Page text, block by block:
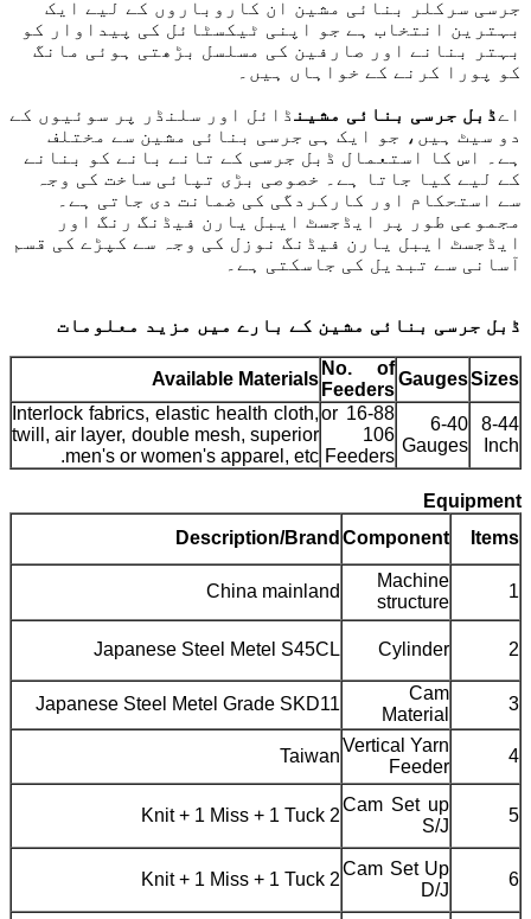
جرسی سرکلر بنائی مشین ان کاروباروں کے لیے ایک
بہترین انتخاب ہے جو اپنی ٹیکسٹائل کی پیداوار کو
بہتر بنانے اور صارفین کی مسلسل بڑھتی ہوئی مانگ
کو پورا کرنے کے خواہاں ہیں۔
اےڈبل جرسی بنائی مشینڈائل اور سلنڈر پر سوئیوں کے
دو سیٹ ہیں، جو ایک ہی جرسی بنائی مشین سے مختلف
ہے۔ اس کا استعمال ڈبل جرسی کے تانے بانے کو بنانے
کے لیے کیا جاتا ہے۔ خصوصی بڑی تپائی ساخت کی وجہ
سے استحکام اور کارکردگی کی ضمانت دی جاتی ہے۔
مجموعی طور پر ایڈجسٹ ایبل یارن فیڈنگ رنگ اور
ایڈجسٹ ایبل یارن فیڈنگ نوزل ​​کی وجہ سے کپڑے کی قسم
آسانی سے تبدیل کی جاسکتی ہے۔
ڈبل جرسی بنائی مشین کے بارے میں مزید معلومات
Sizes
Gauges
No. of
Feeders
Available Materials
8-44
Inch
6-40
Gauges
16-88 or
106
Feeders
Interlock fabrics, elastic health cloth,
twill, air layer, double mesh, superior
men's or women's apparel, etc.
Equipment
Items
Component
Description/Brand
1
Machine
structure
China mainland
2
Cylinder
Japanese Steel Metel S45CL
3
Cam
Material
Japanese Steel Metel Grade SKD11
4
Vertical Yarn
Feeder
Taiwan
5
Cam Set up
S/J
2 Knit + 1 Miss + 1 Tuck
6
Cam Set Up
D/J
2 Knit + 1 Miss + 1 Tuck